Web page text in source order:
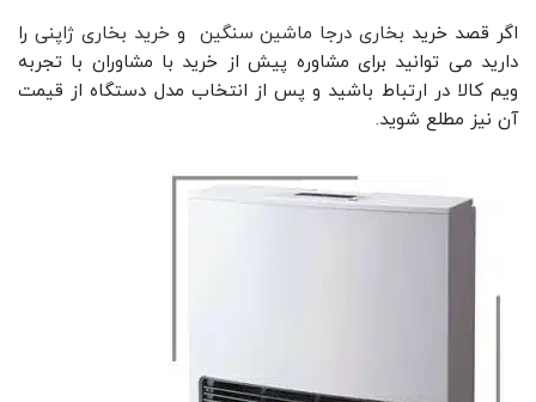
اگر قصد خرید بخاری درجا ماشین سنگین و خرید بخاری ژاپنی را
دارید می توانید برای مشاوره پیش از خرید با مشاوران با تجربه
ویم کالا در ارتباط باشید و پس از انتخاب مدل دستگاه از قیمت
آن نیز مطلع شوید.